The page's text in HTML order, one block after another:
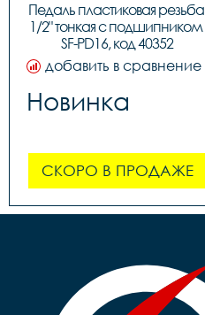
Педаль пластиковая резьба
1/2" тонкая c подшипником
SF-PD16, код 40352
добавить в сравнение
Новинка
СКОРО В ПРОДАЖЕ